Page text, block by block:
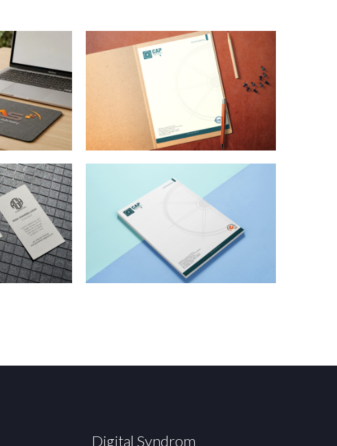
Digital Syndrom